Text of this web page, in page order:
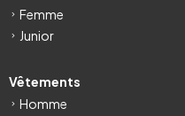
Femme
Junior
Vêtements
Homme